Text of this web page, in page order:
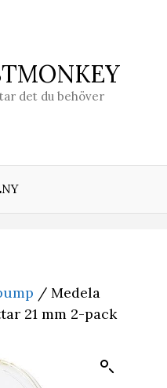
det du behöver
/ Medela
21 mm 2-pack